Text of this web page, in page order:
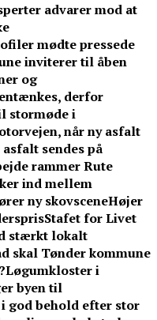
advarer mod at
mødte pressede
inviterer til åben
og
derfor
stormøde i
når ny asfalt
sendes på
rammer Rute
ind mellem
ny skovsceneHøjer
Stafet for Livet
stærkt lokalt
skal Tønder kommune
Løgumkloster i
byen til
god behold efter stor